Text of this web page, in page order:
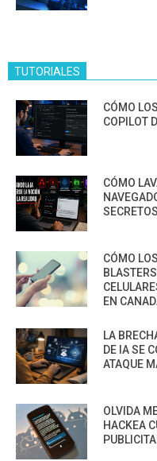
TUTORIALES
CÓMO
COPILOT
CÓMO
SECRETOS
CÓMO
EN
LA
DE IA SE
ATAQUE
OLVIDA
HACKEA